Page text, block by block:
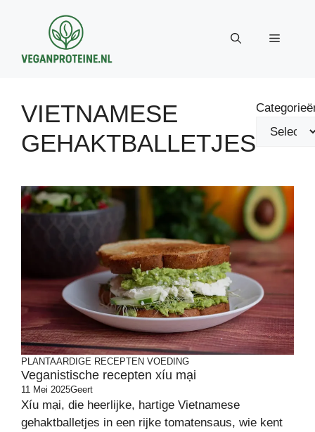
inhoud
Menu
VIETNAMESE
GEHAKTBALLETJES
PLANTAARDIGE RECEPTEN VOEDING
Veganistische recepten xíu mại
11 Mei 2025Geert
Xíu mại, die heerlijke, hartige Vietnamese
gehaktballetjes in een rijke tomatensaus, wie kent